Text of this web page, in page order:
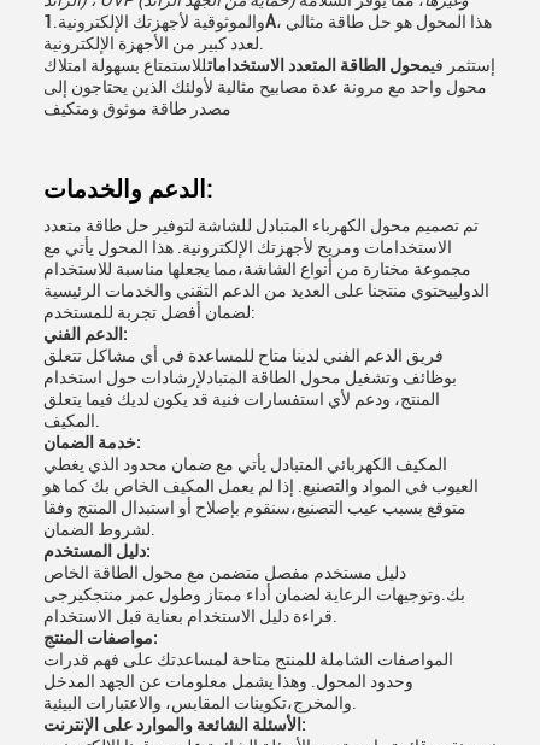
والموثوقية لأجهزتك الإلكترونية.1A، هذا المحول هو حل طاقة مثالي
إستثمر فيمحول الطاقة المتعدد الاستخداماتللاستمتاع بسهولة امتلاك
محول واحد مع مرونة عدة مصابيح مثالية لأولئك الذين يحتاجون إلى
مصدر طاقة موثوق ومتكيف
الدعم والخدمات:
تم تصميم محول الكهرباء المتبادل للشاشة لتوفير حل طاقة متعدد
الاستخدامات ومريح لأجهزتك الإلكترونية. هذا المحول يأتي مع
مجموعة مختارة من أنواع الشاشة،مما يجعلها مناسبة للاستخدام
الدولييحتوي منتجنا على العديد من الدعم التقني والخدمات الرئيسية
لضمان أفضل تجربة للمستخدم:
الدعم الفني:
فريق الدعم الفني لدينا متاح للمساعدة في أي مشاكل تتعلق
بوظائف وتشغيل محول الطاقة المتبادلإرشادات حول استخدام
المنتج، ودعم لأي استفسارات فنية قد يكون لديك فيما يتعلق
خدمة الضمان:
المكيف الكهربائي المتبادل يأتي مع ضمان محدود الذي يغطي
العيوب في المواد والتصنيع. إذا لم يعمل المكيف الخاص بك كما هو
متوقع بسبب عيب التصنيع،سنقوم بإصلاح أو استبدال المنتج وفقا
دليل المستخدم:
دليل مستخدم مفصل متضمن مع محول الطاقة الخاص
بك.وتوجيهات الرعاية لضمان أداء ممتاز وطول عمر منتجكيرجى
مواصفات المنتج:
المواصفات الشاملة للمنتج متاحة لمساعدتك على فهم قدرات
وحدود المحول. وهذا يشمل معلومات عن الجهد المدخل
الأسئلة الشائعة والموارد على الإنترنت: